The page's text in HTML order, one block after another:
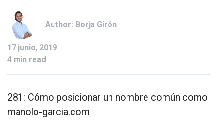
Author: Borja Girón
17 junio, 2019
4 min read
281: Cómo posicionar un nombre común como
manolo-garcia.com